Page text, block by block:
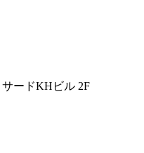
サードKHビル 2F